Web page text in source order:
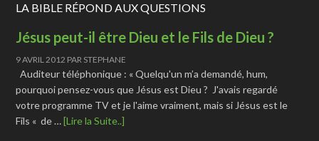
LA BIBLE RÉPOND AUX QUESTIONS
Jésus peut-il être Dieu et le Fils de Dieu ?
9 AVRIL 2012 PAR STEPHANE
Auditeur téléphonique : « Quelqu'un m’a demandé, hum,
pourquoi pensez-vous que Jésus est Dieu ? J'avais regardé
votre programme TV et je l'aime vraiment, mais si Jésus est le
Fils « de …[Lire la Suite..]